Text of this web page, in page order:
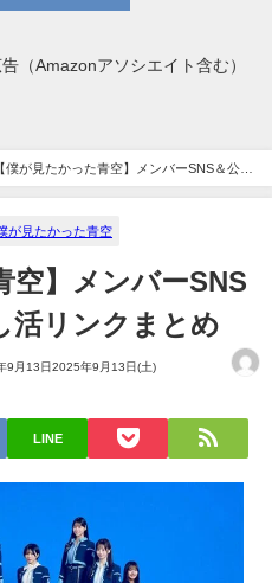
（Amazonアソシエイト含む）
【僕が見たかった青空】メンバーSNS＆公式
が見たかった青空
空】メンバーSNS
活リンクまとめ
9月13日2025年9月13日(土)
LINE